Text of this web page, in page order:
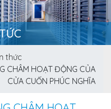
thức
CHÂM HOẠT ĐỘNG CỦA
CỬA CUỐN PHÚC NGHĨA